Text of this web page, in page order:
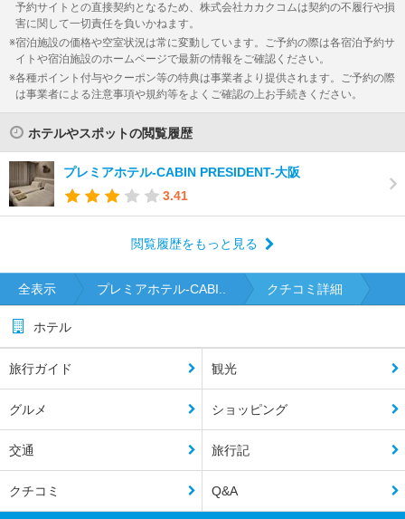
予約サイトとの直接契約となるため、株式会社カカクコムは契約の不履行や損
害に関して一切責任を負いかねます。
宿泊施設の価格や空室状況は常に変動しています。ご予約の際は各宿泊予約サ
イトや宿泊施設のホームページで最新の情報をご確認ください。
各種ポイント付与やクーポン等の特典は事業者より提供されます。ご予約の際
は事業者による注意事項や規約等をよくご確認の上お手続きください。
ホテルやスポットの閲覧履歴
プレミアホテル-CABIN PRESIDENT-大阪
3.41
閲覧履歴をもっと見る
全表示 プレミアホテル-CABI.. クチコミ詳細
ホテル
旅行ガイド 観光
グルメ ショッピング
交通 旅行記
クチコミ Q&A